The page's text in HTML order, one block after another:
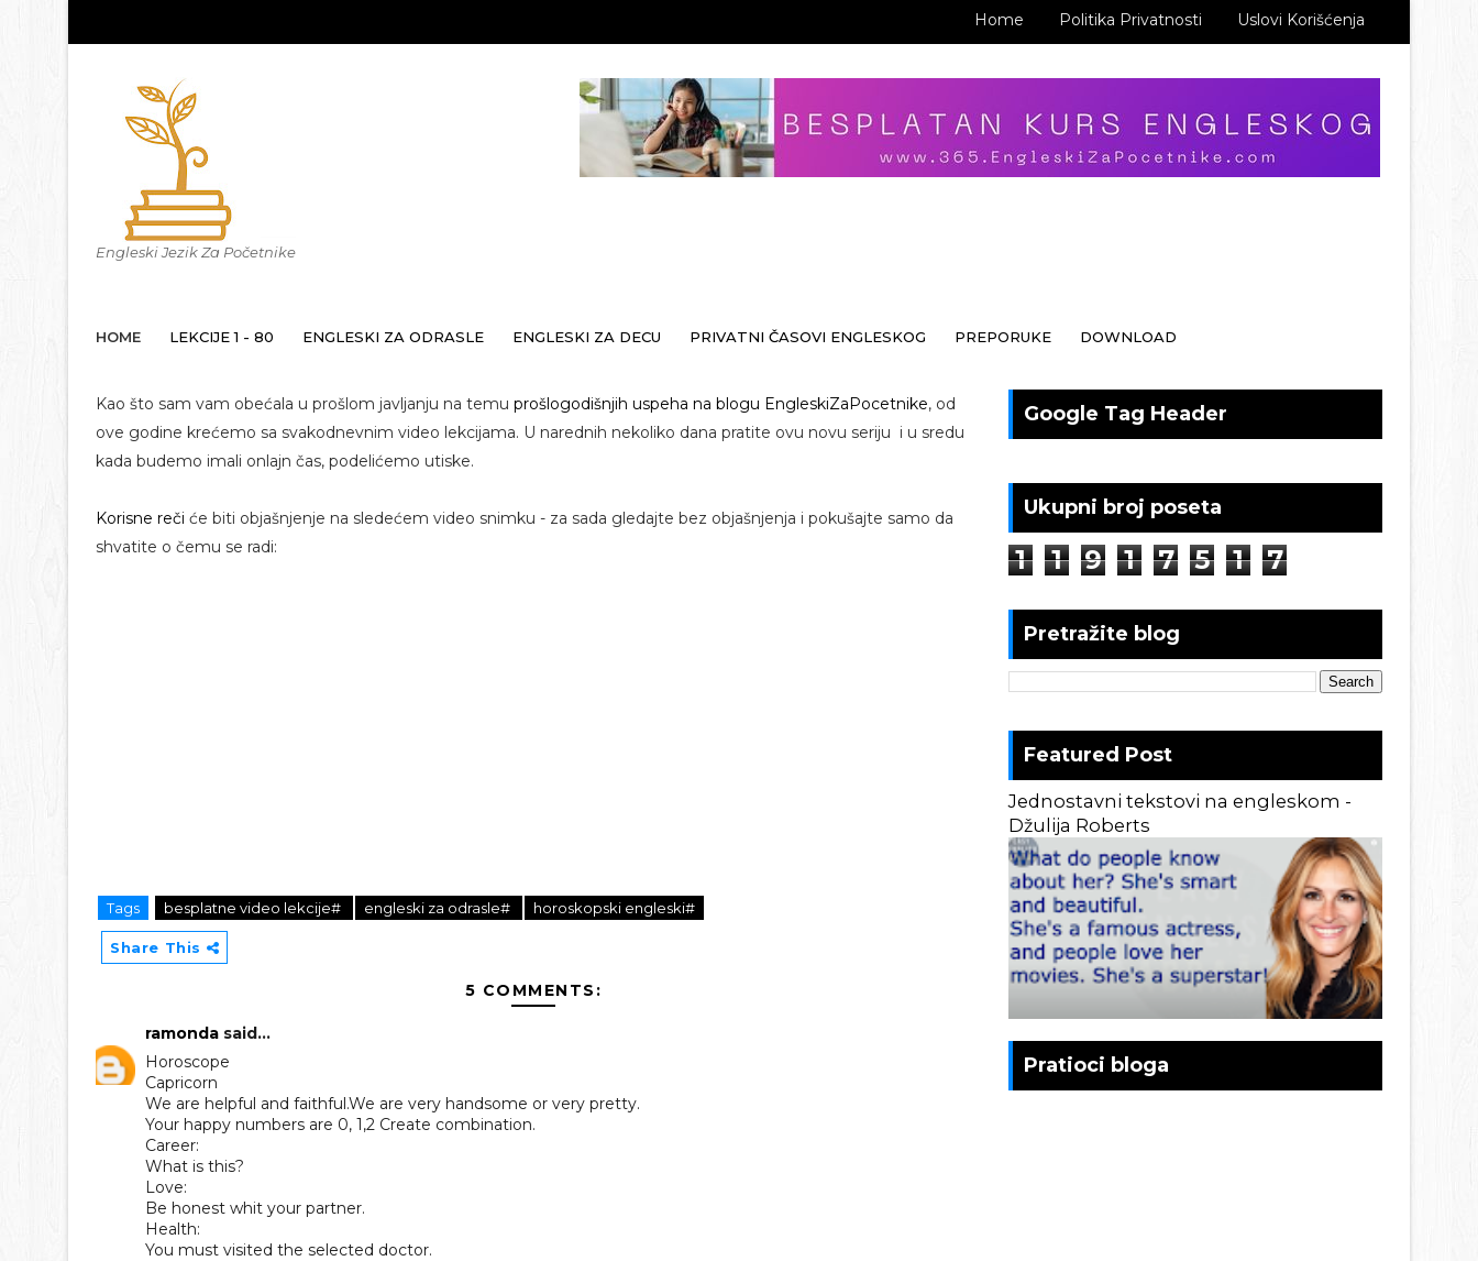
Home Politika Privatnosti Uslovi Korišćenja
Engleski Jezik Za Početnike
HOME LEKCIJE 1 - 80 ENGLESKI ZA ODRASLE ENGLESKI ZA DECU PRIVATNI ČASOVI ENGLESKOG PREPORUKE DOWNLOAD
Kao što sam vam obećala u prošlom javljanju na temu prošlogodišnjih uspeha na blogu EngleskiZaPocetnike, od
ove godine krećemo sa svakodnevnim video lekcijama. U narednih nekoliko dana pratite ovu novu seriju i u sredu
kada budemo imali onlajn čas, podelićemo utiske.
Korisne reči će biti objašnjenje na sledećem video snimku - za sada gledajte bez objašnjenja i pokušajte samo da
shvatite o čemu se radi:
Tags besplatne video lekcije# engleski za odrasle# horoskopski engleski#
Share This
5 COMMENTS:
ramonda said...
Horoscope
Capricorn
We are helpful and faithful.We are very handsome or very pretty.
Your happy numbers are 0, 1,2 Create combination.
Career:
What is this?
Love:
Be honest whit your partner.
Health:
You must visited the selected doctor.
Google Tag Header
Ukupni broj poseta
1 1 9 1 7 5 1 7
Pretražite blog
Featured Post
Jednostavni tekstovi na engleskom -
Džulija Roberts
Pratioci bloga